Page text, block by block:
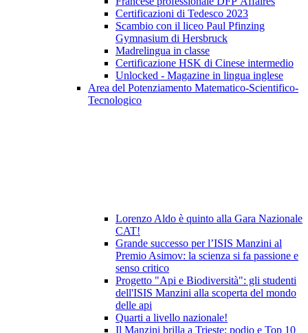
Certificazioni di Tedesco 2023
Scambio con il liceo Paul Pfinzing
Gymnasium di Hersbruck
Madrelingua in classe
Certificazione HSK di Cinese intermedio
Unlocked - Magazine in lingua inglese
Area del Potenziamento Matematico-Scientifico-
Tecnologico
Lorenzo Aldo è quinto alla Gara Nazionale
CAT!
Grande successo per l’ISIS Manzini al
Premio Asimov: la scienza si fa passione e
senso critico
Progetto "Api e Biodiversità": gli studenti
dell'ISIS Manzini alla scoperta del mondo
delle api
Quarti a livello nazionale!
Il Manzini brilla a Trieste: podio e Top 10